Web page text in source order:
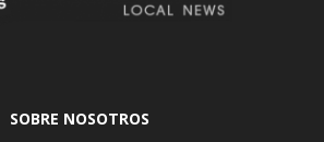
SOBRE NOSOTROS